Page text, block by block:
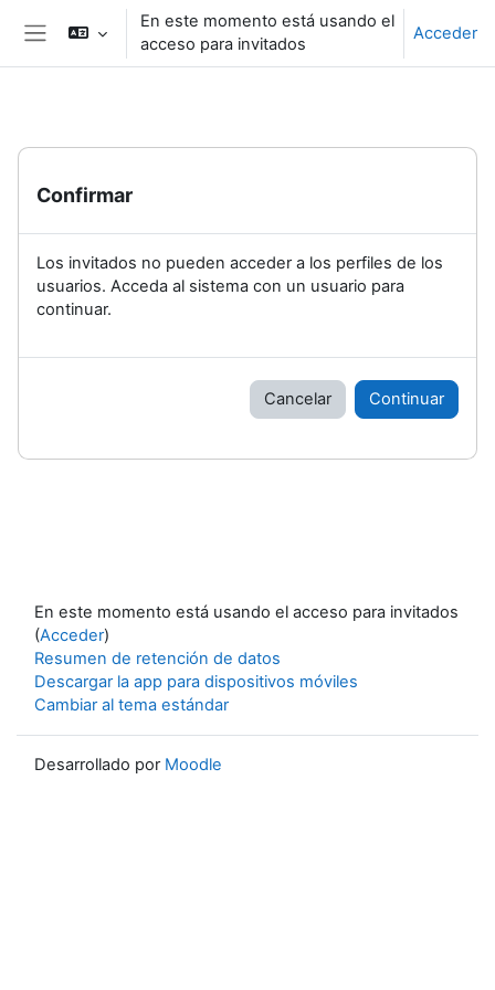
Salta al contenido principal
Panel lateral
En este momento está usando el
acceso para invitados
Acceder
Confirmar
Los invitados no pueden acceder a los perfiles de los
usuarios. Acceda al sistema con un usuario para
continuar.
Cancelar Continuar
En este momento está usando el acceso para invitados
(Acceder)
Resumen de retención de datos
Descargar la app para dispositivos móviles
Cambiar al tema estándar
Desarrollado por Moodle